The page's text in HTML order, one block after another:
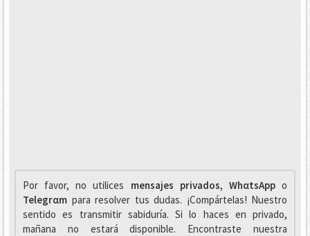
Por favor, no utilices mensajes privados, WhαtsAppo
Telegrαm para resolver tus dudas. ¡Compártelas! Nuestro
sentido es transmitir sabiduría. Si lo haces en privado,
mañana no estará disponible. Encontraste nuestra